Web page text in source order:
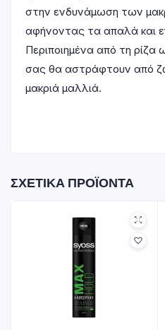
στην ενδυνάμωση των
αφήνοντας τα απαλά και
Περιποιημένα από τη ρίζα
σας θα αστράφτουν από
μακριά μαλλιά.
ΣΧΕΤΙΚΆ ΠΡΟΪΌΝΤΑ